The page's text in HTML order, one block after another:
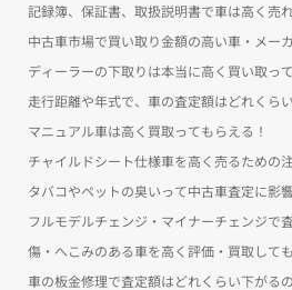
記録簿、保証書、取扱説明書で車は高く売
中古車市場で買い取り金額の高い車・メー
ディーラーの下取りは本当に高く買い取っ
走行距離や年式で、車の査定額はどれくら
マニュアル車は高く買取ってもらえる！
チャイルドシート仕様車を高く売るための
タバコやペットの臭いって中古車査定に影
フルモデルチェンジ・マイナーチェンジで
傷・へこみのある車を高く評価・買取して
車の板金修理で査定額はどれくらい下がる